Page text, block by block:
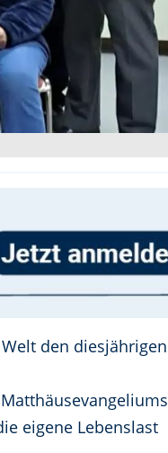
den diesjährigen
eigene Lebenslast